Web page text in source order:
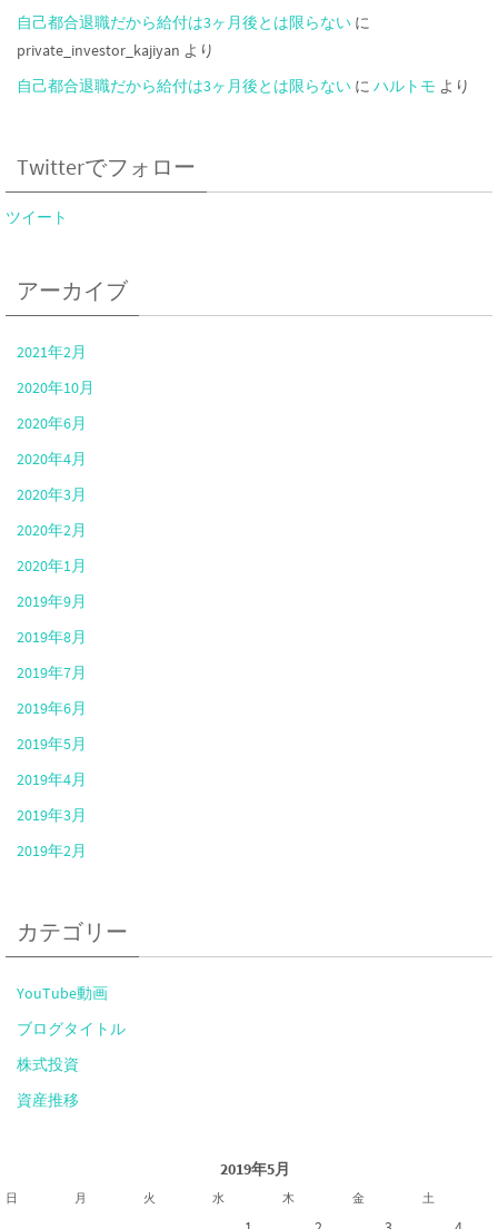
自己都合退職だから給付は3ヶ月後とは限らない に
private_investor_kajiyan より
自己都合退職だから給付は3ヶ月後とは限らない に ハルトモ より
Twitterでフォロー
ツイート
アーカイブ
2021年2月
2020年10月
2020年6月
2020年4月
2020年3月
2020年2月
2020年1月
2019年9月
2019年8月
2019年7月
2019年6月
2019年5月
2019年4月
2019年3月
2019年2月
カテゴリー
YouTube動画
ブログタイトル
株式投資
資産推移
2019年5月
日 月 火 水 木 金 土